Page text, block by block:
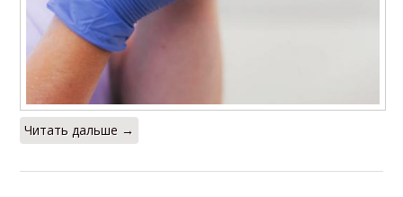
Читать дальше →